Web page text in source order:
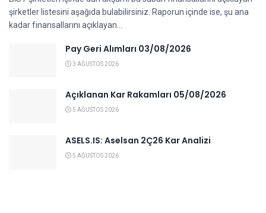
şirketler listesini aşağıda bulabilirsiniz. Raporun içinde ise, şu ana
kadar finansallarını açıklayan...
Pay Geri Alımları 03/08/2026
3 AĞUSTOS 2026
Açıklanan Kar Rakamları 05/08/2026
5 AĞUSTOS 2026
ASELS.IS: Aselsan 2Ç26 Kar Analizi
5 AĞUSTOS 2026